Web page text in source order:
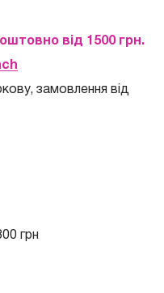
від 1500 грн.
замовлення від
грн